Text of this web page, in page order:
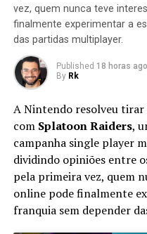
vez, quem nunca teve
finalmente experimentar a
das partidas multiplayer.
Published 18 horas ago
By Rk
A Nintendo resolveu
com Splatoon Raiders,
campanha single player
dividindo opiniões entre
pela primeira vez, quem
online pode finalmente
franquia sem depender